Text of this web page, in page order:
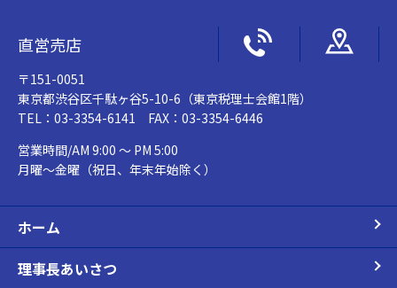
直営売店
〒151-0051
東京都渋谷区千駄ヶ谷5-10-6（東京税理士会館1階）
TEL：03-3354-6141 FAX：03-3354-6446
営業時間/AM 9:00 ～ PM 5:00
月曜～金曜（祝日、年末年始除く）
ホーム
理事長あいさつ